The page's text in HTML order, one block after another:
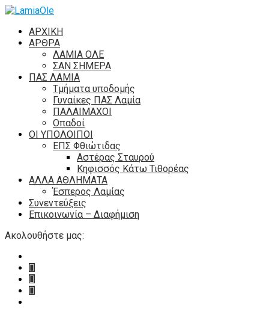
ΑΡΧΙΚΗ
ΑΡΘΡΑ
ΛΑΜΙΑ ΟΛΕ
ΣΑΝ ΣΗΜΕΡΑ
ΠΑΣ ΛΑΜΙΑ
Τμήματα υποδομής
Γυναίκες ΠΑΣ Λαμία
ΠΑΛΑΙΜΑΧΟΙ
Οπαδοί
ΟΙ ΥΠΟΛΟΙΠΟΙ
ΕΠΣ Φθιώτιδας
Αστέρας Σταυρού
Κηφισσός Κάτω Τιθορέας
ΑΛΛΑ ΑΘΛΗΜΑΤΑ
Έσπερος Λαμίας
Συνεντεύξεις
Επικοινωνία – Διαφήμιση
Ακολουθήστε μας: